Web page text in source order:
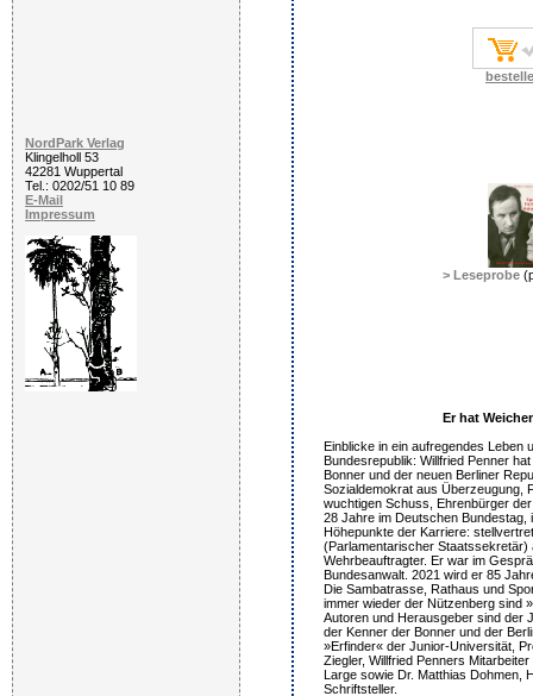
> Leseprobe
Er hat
Einblicke in ein aufregendes Leben
Bundesrepublik: Willfried Penner
Bonner und der neuen Berliner
Sozialdemokrat aus Überzeugung,
wuchtigen Schuss, Ehrenbürger
28 Jahre im Deutschen Bundestag,
Höhepunkte der Karriere:
(Parlamentarischer Staatssekretär)
Wehrbeauftragter. Er war im
Bundesanwalt. 2021 wird er 85
Die Sambatrasse, Rathaus und
immer wieder der Nützenberg sind
Autoren und Herausgeber sind der
der Kenner der Bonner und der
»Erfinder« der Junior-Universität,
Ziegler, Willfried Penners
Large sowie Dr. Matthias Dohmen,
Schriftsteller.
NordPark Verlag
Klingelholl 53
42281 Wuppertal
Tel.: 0202/51 10 89
E-Mail
Impressum